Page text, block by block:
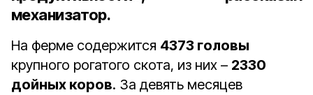
механизатор.
На ферме содержится 4373 головы
крупного рогатого скота, из них – 2330
дойных коров. За девять месяцев